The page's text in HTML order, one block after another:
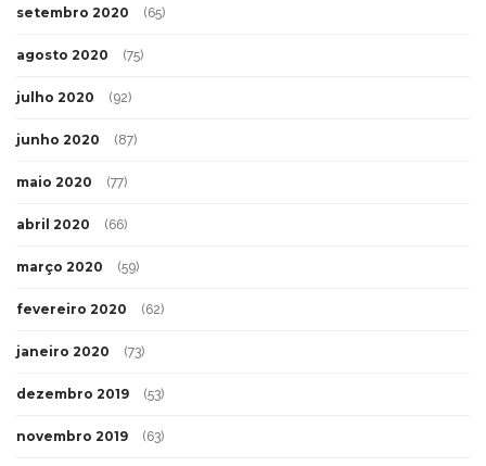
setembro 2020 (65)
agosto 2020 (75)
julho 2020 (92)
junho 2020 (87)
maio 2020 (77)
abril 2020 (66)
março 2020 (59)
fevereiro 2020 (62)
janeiro 2020 (73)
dezembro 2019 (53)
novembro 2019 (63)